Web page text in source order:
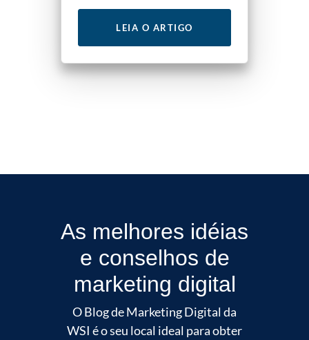
LEIA O ARTIGO
As melhores idéias
e conselhos de
marketing digital
O Blog de Marketing Digital da
WSI é o seu local ideal para obter